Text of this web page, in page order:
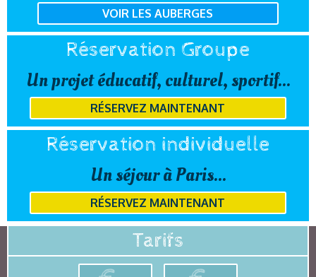
VOIR LES AUBERGES
Réservation Groupe
Un projet éducatif, culturel, sportif...
RÉSERVEZ MAINTENANT
Réservation individuelle
Un séjour à Paris...
RÉSERVEZ MAINTENANT
Tarifs